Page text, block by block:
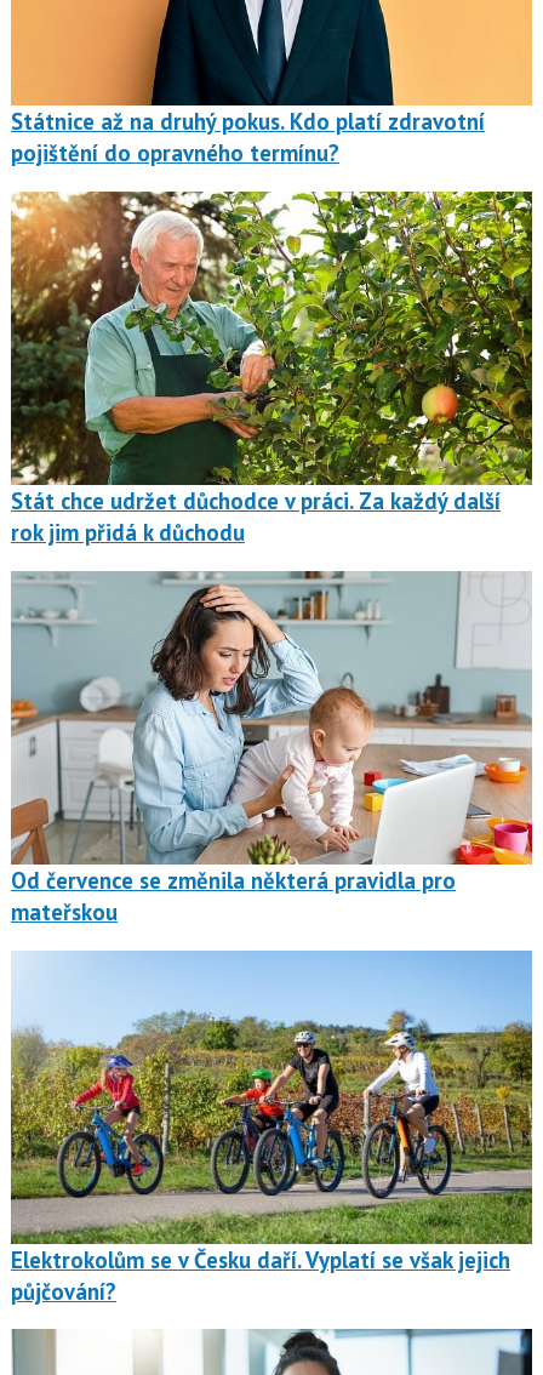
Státnice až na druhý pokus. Kdo platí zdravotní
pojištění do opravného termínu?
Stát chce udržet důchodce v práci. Za každý další
rok jim přidá k důchodu
Od července se změnila některá pravidla pro
mateřskou
Elektrokolům se v Česku daří. Vyplatí se však jejich
půjčování?